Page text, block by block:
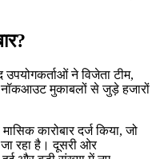
ने विजेता टीम,
नॉकआउट मुकाबलों से जुड़े हजारों
कारोबार दर्ज किया, जो
रहा है। दूसरी ओर